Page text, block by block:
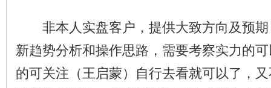
非本人实盘客户，提供大致方向及预期
新趋势分析和操作思路，需要考察实力的
的可关注（王启蒙）自行去看就可以了，